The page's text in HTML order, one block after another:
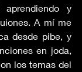
aprendiendo y
A mí me
desde pibe, y
en joda,
los temas del